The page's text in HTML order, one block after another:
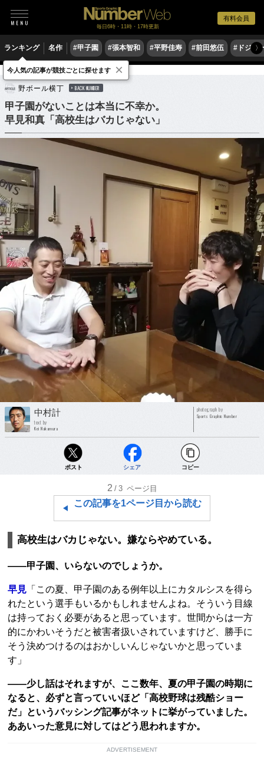
有料会員
毎日6時・11時・17時更新
ランキング 名作 #甲子園 #張本智和 #平野佳寿 #前田悠伍 #ドジャ
〉
野球 高校野球
野ボール横丁 BACK NUMBER
甲子園がないことは本当に不幸か。
早見和真「高校生はバカじゃない」
中村計
text by
Kei Nakamura
photograph by
Sports Graphic Number
ポスト シェア コピー
2 /3 ページ目
この記事を1ページ目から読む
高校生はバカじゃない。嫌ならやめている。
――甲子園、いらないのでしょうか。
早見 「この夏、甲子園のある例年以上にカタルシスを得ら
れたという選手もいるかもしれませんよね。そういう目線
は持っておく必要があると思っています。世間からは一方
的にかわいそうだと被害者扱いされていますけど、勝手に
そう決めつけるのはおかしいんじゃないかと思っていま
す」
――少し話はそれますが、ここ数年、夏の甲子園の時期に
なると、必ずと言っていいほど「高校野球は残酷ショー
だ」というバッシング記事がネットに挙がっていました。
ああいった意見に対してはどう思われますか。
ADVERTISEMENT
今人気の記事が競技ごとに探せます ×